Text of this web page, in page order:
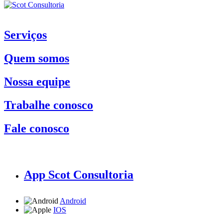
Serviços
Quem somos
Nossa equipe
Trabalhe conosco
Fale conosco
App Scot Consultoria
Android
IOS